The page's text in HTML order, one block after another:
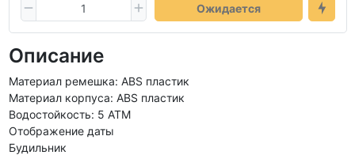
Ожидается
Описание
Материал ремешка: ABS пластик
Материал корпуса: ABS пластик
Водостойкость: 5 АТМ
Отображение даты
Будильник